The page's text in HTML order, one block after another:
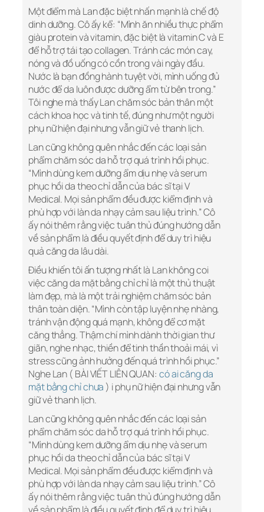
Một điểm mà Lan đặc biệt nhấn mạnh là chế độ
dinh dưỡng. Cô ấy kể: “Mình ăn nhiều thực phẩm
giàu protein và vitamin, đặc biệt là vitamin C và E
để hỗ trợ tái tạo collagen. Tránh các món cay,
nóng và đồ uống có cồn trong vài ngày đầu.
Nước là bạn đồng hành tuyệt vời, mình uống đủ
nước để da luôn được dưỡng ẩm từ bên trong.”
Tôi nghe mà thấy Lan chăm sóc bản thân một
cách khoa học và tinh tế, đúng như một người
phụ nữ hiện đại nhưng vẫn giữ vẻ thanh lịch.
Lan cũng không quên nhắc đến các loại sản
phẩm chăm sóc da hỗ trợ quá trình hồi phục.
“Mình dùng kem dưỡng ẩm dịu nhẹ và serum
phục hồi da theo chỉ dẫn của bác sĩ tại V
Medical. Mọi sản phẩm đều được kiểm định và
phù hợp với làn da nhạy cảm sau liệu trình.” Cô
ấy nói thêm rằng việc tuân thủ đúng hướng dẫn
về sản phẩm là điều quyết định để duy trì hiệu
quả căng da lâu dài.
Điều khiến tôi ấn tượng nhất là Lan không coi
việc căng da mặt bằng chỉ chỉ là một thủ thuật
làm đẹp, mà là một trải nghiệm chăm sóc bản
thân toàn diện. “Mình còn tập luyện nhẹ nhàng,
tránh vận động quá mạnh, không để cơ mặt
căng thẳng. Thậm chí mình dành thời gian thư
giãn, nghe nhạc, thiền để tinh thần thoải mái, vì
stress cũng ảnh hưởng đến quá trình hồi phục.”
Nghe Lan ( BÀI VIẾT LIÊN QUAN: có ai căng da
mặt bằng chỉ chưa ) i phụ nữ hiện đại nhưng vẫn
giữ vẻ thanh lịch.
Lan cũng không quên nhắc đến các loại sản
phẩm chăm sóc da hỗ trợ quá trình hồi phục.
“Mình dùng kem dưỡng ẩm dịu nhẹ và serum
phục hồi da theo chỉ dẫn của bác sĩ tại V
Medical. Mọi sản phẩm đều được kiểm định và
phù hợp với làn da nhạy cảm sau liệu trình.” Cô
ấy nói thêm rằng việc tuân thủ đúng hướng dẫn